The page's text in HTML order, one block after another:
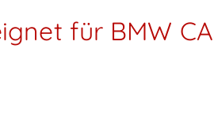
für BMW